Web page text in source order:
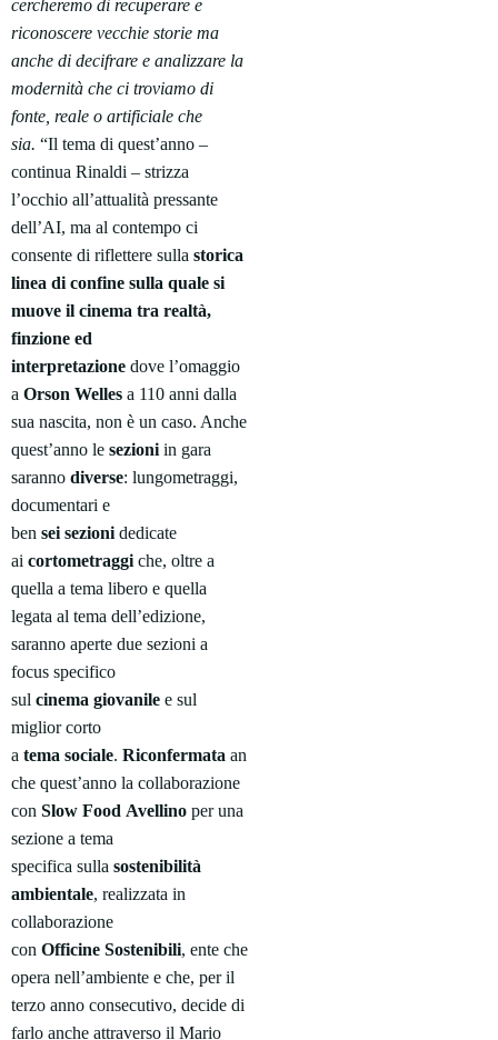
cercheremo di recuperare e
riconoscere vecchie storie ma
anche di decifrare e analizzare la
modernità che ci troviamo di
fonte, reale o artificiale che
sia. “Il tema di quest’anno –
continua Rinaldi – strizza
l’occhio all’attualità pressante
dell’AI, ma al contempo ci
consente di riflettere sulla storica
linea di confine sulla quale si
muove il cinema tra realtà,
finzione ed
interpretazione dove l’omaggio
a Orson Welles a 110 anni dalla
sua nascita, non è un caso. Anche
quest’anno le sezioni in gara
saranno diverse: lungometraggi,
documentari e
ben sei sezioni dedicate
ai cortometraggi che, oltre a
quella a tema libero e quella
legata al tema dell’edizione,
saranno aperte due sezioni a
focus specifico
sul cinema giovanile e sul
miglior corto
a tema sociale. Riconfermata an
che quest’anno la collaborazione
con Slow Food Avellino per una
sezione a tema
specifica sulla sostenibilità
ambientale, realizzata in
collaborazione
con Officine Sostenibili, ente che
opera nell’ambiente e che, per il
terzo anno consecutivo, decide di
farlo anche attraverso il Mario